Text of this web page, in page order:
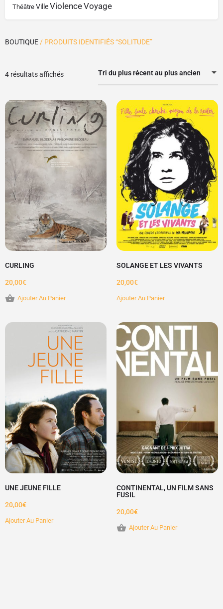
Théâtre VilleViolenceVoyage
BOUTIQUE / PRODUITS IDENTIFIÉS “SOLITUDE”
4 résultats affichés Tri du plus récent au plus ancien
CURLING
20,00€
Ajouter Au Panier
SOLANGE ET LES VIVANTS
20,00€
Ajouter Au Panier
UNE JEUNE FILLE
20,00€
Ajouter Au Panier
CONTINENTAL, UN FILM SANS
FUSIL
20,00€
Ajouter Au Panier